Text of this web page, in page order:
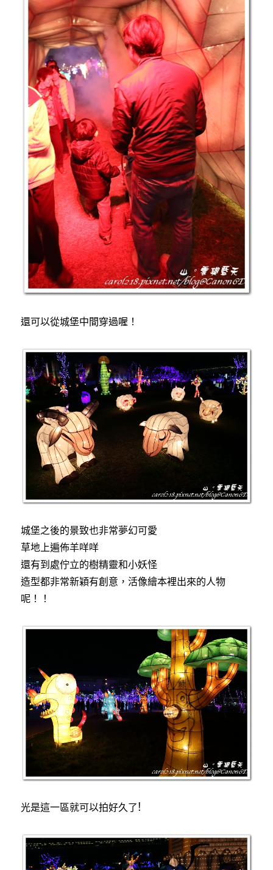
還可以從城堡中間穿過喔！
城堡之後的景致也非常夢幻可愛
草地上遍佈羊咩咩
還有到處佇立的樹精靈和小妖怪
造型都非常新穎有創意，活像繪本裡出來的人物
呢！！
光是這一區就可以拍好久了!